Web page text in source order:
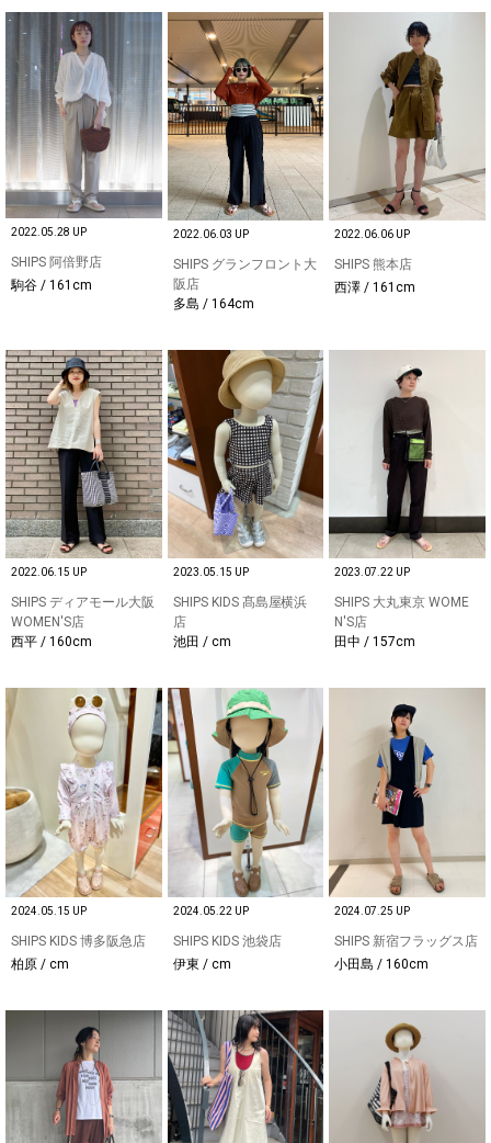
2022.05.28 UP
SHIPS 阿倍野店
駒谷 / 161cm
2022.06.03 UP
SHIPS グランフロント大
阪店
多島 / 164cm
2022.06.06 UP
SHIPS 熊本店
西澤 / 161cm
2022.06.15 UP
SHIPS ディアモール大阪
WOMEN'S店
西平 / 160cm
2023.05.15 UP
SHIPS KIDS 髙島屋横浜
店
池田 / cm
2023.07.22 UP
SHIPS 大丸東京 WOME
N'S店
田中 / 157cm
2024.05.15 UP
SHIPS KIDS 博多阪急店
柏原 / cm
2024.05.22 UP
SHIPS KIDS 池袋店
伊東 / cm
2024.07.25 UP
SHIPS 新宿フラッグス店
小田島 / 160cm